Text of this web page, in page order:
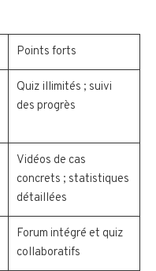
Points forts
Quiz illimités ; suivi
des progrès
Vidéos de cas
concrets ; statistiques
détaillées
Forum intégré et quiz
collaboratifs